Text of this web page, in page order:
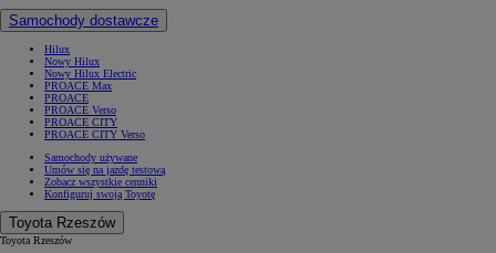
Samochody dostawcze
Hilux
Nowy Hilux
Nowy Hilux Electric
PROACE Max
PROACE
PROACE Verso
PROACE CITY
PROACE CITY Verso
Samochody używane
Umów się na jazdę testową
Zobacz wszystkie cenniki
Konfiguruj swoją Toyotę
Toyota Rzeszów
Toyota Rzeszów